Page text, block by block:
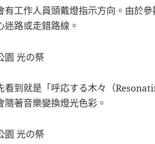
有工作人員頭戴燈指示方向。由於
路或走錯路線。
看到就是「呼応する木々（
著音樂變換燈光色彩。